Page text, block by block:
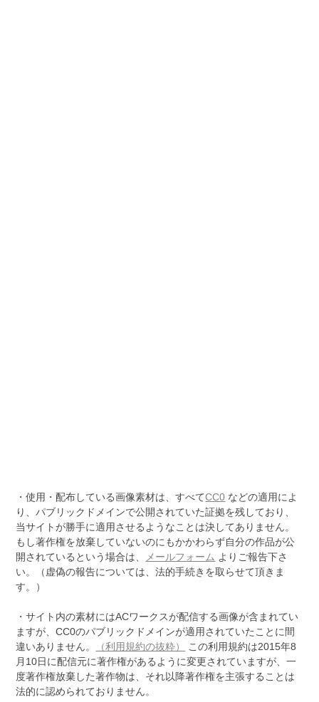
・使用・配布している画像素材は、すべてCC0 などの適用によ
り、パブリックドメインで公開されていた証拠を残しており、
当サイトが勝手に適用させるようなことは決してありません。
もし著作権を放棄していないのにもかかわらず自分の作品が公
開されているという場合は、
メールフォーム よりご報告下さ
い。（虚偽の報告については、法的手続きを取らせて頂きま
す。）
・サイト内の素材にはACワークスが配信する画像が含まれてい
ますが、CC0のパブリックドメインが適用されていたことに間
違いありません。
（利用規約の抜粋）
この利用規約は2015年8
月10日に配信元に著作権があるように変更されていますが、一
度著作権放棄した著作物は、それ以降著作権を主張することは
法的に認められておりません。